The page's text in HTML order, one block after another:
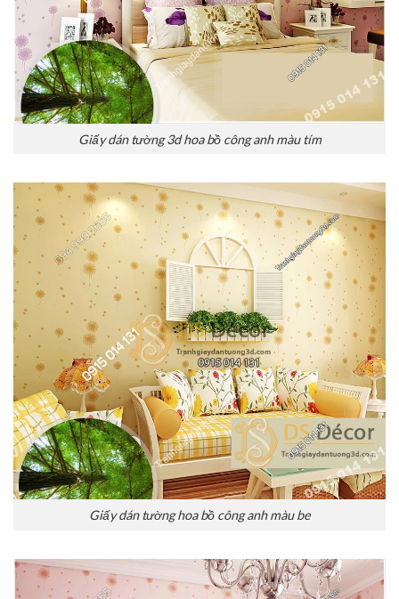
Giấy dán tường 3d hoa bồ công anh màu tím
Giấy dán tường hoa bồ công anh màu be